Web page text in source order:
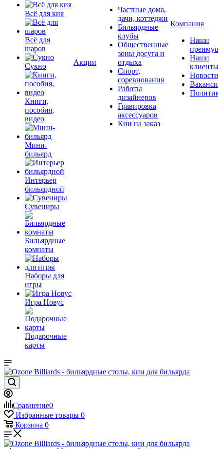
Всё для кия
Всё для
шаров
Сукно
Книги,
пособия,
видео
Мини-
бильярд
Интерьер
бильярдной
Сувениры
Бильярдные
комнаты
Наборы для
игры
Игра Новус
Подарочные
карты
Акции
Частные дома,
дачи, коттеджи
Бильярдные
клубы
Общественные
зоны досуга и
отдыха
Спорт,
соревнования
Работы
дизайнеров
Гравировка
аксессуаров
Кии на заказ
Компания
Наши
Наши
клиенты
Новости
Сравнение0
Избранные товары 0
Корзина 0